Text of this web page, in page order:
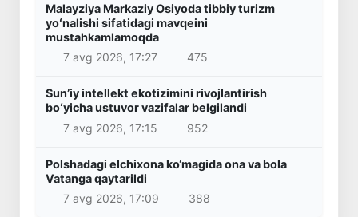
Malayziya Markaziy Osiyoda tibbiy turizm
yoʻnalishi sifatidagi mavqeini
mustahkamlamoqda
7 avg 2026, 17:27
475
Sunʼiy intellekt ekotizimini rivojlantirish
boʻyicha ustuvor vazifalar belgilandi
7 avg 2026, 17:15
952
Polshadagi elchixona ko‘magida ona va bola
Vatanga qaytarildi
7 avg 2026, 17:09
388